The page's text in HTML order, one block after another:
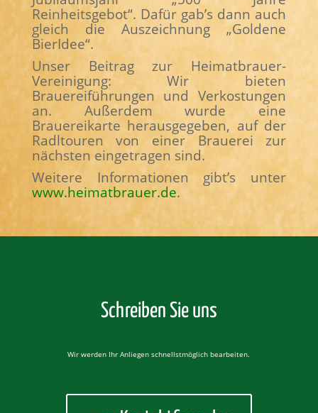
Reinheitsgebot“. Dafür gab’s dann auch
gleich die Auszeichnung „Goldene
BierIdee“.
Unser Beitrag zur Heimatbrauer-
Vereinigung: Wir bieten
Brauereiführungen und Verkostungen
an. Außerdem wurde eine
Brauereikarte herausgegeben, auf der
Radltouren von einer Brauerei zur
nächsten eingetragen sind.
Weitere Informationen gibt’s unter
www.heimatbrauer.de.
Schreiben Sie uns
Wir werden Ihr Anliegen schnellstmöglich bearbeiten.